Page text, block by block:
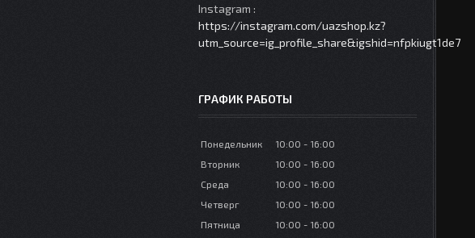
Instagram
https://instagram.com/uazshop.kz?
utm_source=ig_profile_share&igshid=nfpkiugt1de7
ГРАФИК РАБОТЫ
Понедельник 10:00
16:00
Вторник
10:00
16:00
Среда
10:00
16:00
Четверг
10:00
16:00
Пятница
10:00 16:00